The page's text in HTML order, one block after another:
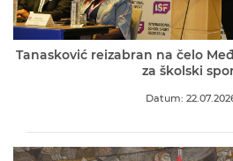
Tanasković reizabran na čelo
za školski
Datum: